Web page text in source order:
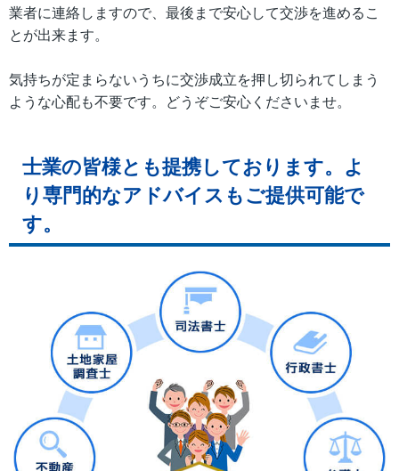
業者に連絡しますので、最後まで安心して交渉を進めるこ
とが出来ます。
気持ちが定まらないうちに交渉成立を押し切られてしまう
ような心配も不要です。どうぞご安心くださいませ。
士業の皆様とも提携しております。よ
り専門的なアドバイスもご提供可能で
す。